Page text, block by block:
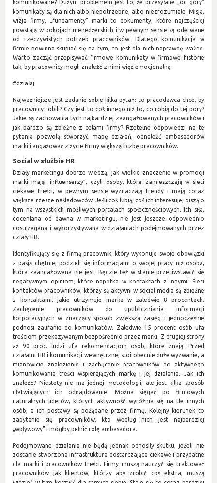
komunikowane? Dużym problemem jest to, że przesyłane „od góry”
komunikaty są dla nich albo niepotrzebne, albo niezrozumiałe. Misja,
wizja firmy, „fundamenty” marki to dokumenty, które najczęściej
powstają w pokojach menedżerskich i w pewnym sensie są oderwane
od rzeczywistych potrzeb pracowników. Dlatego komunikacja w
firmie powinna skupiać się na tym, co jest dla nich naprawdę ważne.
Warto zacząć przepisywać firmowe komunikaty w firmowe historie
tak, by pracownicy mogli znaleźć z nimi więź emocjonalną.
#działaj
Najważniejsze jest zadanie sobie kilka pytań: co pracodawca chce, by
pracownicy robili? Czy jest to coś innego niż to, co robią do tej pory?
Jakie są zachowania tych najbardziej zaangażowanych pracowników i
jak bardzo są zbieżne z celami firmy? Rzetelne odpowiedzi na te
pytania pozwolą stworzyć mapę działań, odnaleźć ambasadorów
marki i angażować z życie firmy większą liczbę pracowników.
Social w służbie HR
Działy marketingu dobrze wiedzą, jak wielkie znaczenie w promocji
marki mają „influenserzy”, czyli osoby, które zamieszczają w sieci
ciekawe treści, w pewnym sensie wyznaczają trendy i mają coraz
większe rzesze naśladowców. Jeśli coś lubią, coś ich interesuje, piszą o
tym na wszystkich możliwych portalach społecznościowych. Ich siła,
doceniana od dawna w marketingu, nie jest jeszcze odpowiednio
dostrzegana i wykorzystywana w działaniach podejmowanych przez
działy HR.
Identyfikujący się z firmą pracownik, który wykonuje swoje obowiązki
z pasją chętniej podzieli się informacjami o swojej pracy niż osoba,
która zaangażowana nie jest. Będzie też w stanie przeciwstawić się
negatywnym opiniom, które napotka w kontaktach z innymi. Sieci
kontaktów pracowników, którzy są aktywni w social media są zbieżne
z kontaktami, jakie utrzymuje marka w zaledwie 8 procentach.
Zachęcenie pracowników do upubliczniania informacji
korporacyjnych w znaczący sposób zwiększa zasięg i jednocześnie
podnosi zaufanie do komunikatów. Zaledwie 15 procent osób ufa
treściom przekazywanym bezpośrednio przez marki. Z drugiej strony
aż 90 proc. ludzi ufa rekomendacjom osób, które znają. Przed
działami HR i komunikacji wewnętrznej stoi obecnie duże wyzwanie, a
mianowicie znalezienie i zachęcenie pracowników do aktywnego
komunikowania treści wspierających markę i jej działania. Jak ich
znaleźć? Niestety nie ma jednej metodologii, ale jest kilka sposób
ułatwiających ich odnajdowanie. Można sięgać po firmowych
naturalnych liderów, których aktywność wyróżnia się na tle innych
osób, a ich postawy są pożądane przez firmę. Kolejny kierunek to
zapytanie się pracowników, kto według nich jest najbardziej
„wpływowy” i mógłby pełnić rolę ambasadora.
Podejmowane działania nie będą jednak odnosiły skutku, jeżeli nie
zostanie stworzona infrastruktura dostarczająca ciekawe i przydatne
dla marki i pracowników treści. Firmy muszą nauczyć się traktować
pracowników jak klientów, którzy aby zrobić coś ekstra, muszą